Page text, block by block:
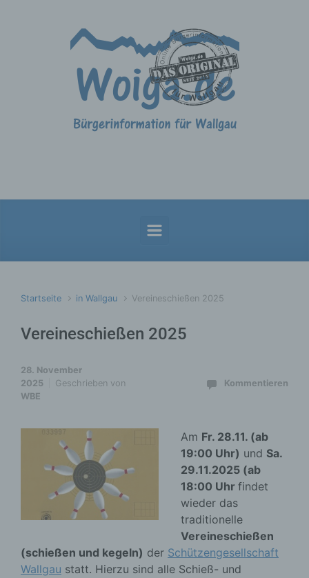
Startseite in Wallgau Vereineschießen 2025
Vereineschießen 2025
28. November
2025
Geschrieben von
WBE
Kommentieren
Am Fr. 28.11. (ab
19:00 Uhr) und Sa.
29.11.2025 (ab
18:00 Uhr findet
wieder das
traditionelle
Vereineschießen
(schießen und kegeln) der Schützengesellschaft
Wallgau statt. Hierzu sind alle Schieß- und